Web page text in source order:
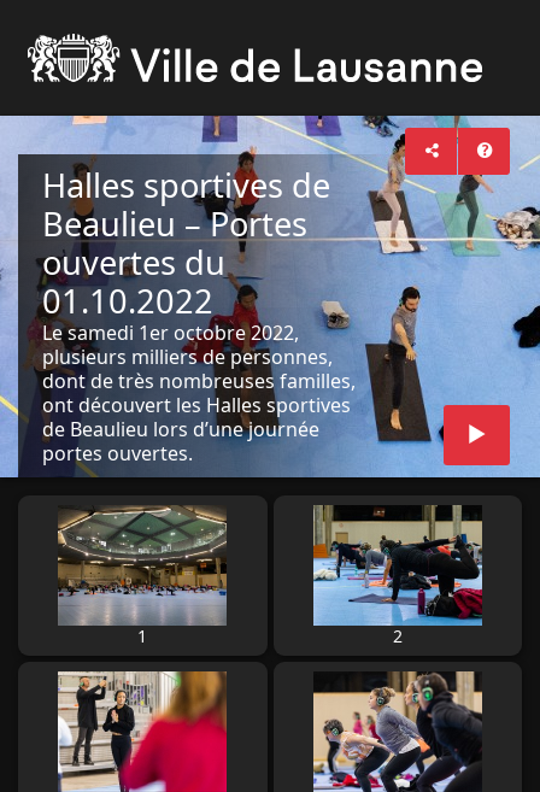
Halles sportives de
Beaulieu – Portes
ouvertes du
01.10.2022
Le samedi 1er octobre 2022,
plusieurs milliers de personnes,
dont de très nombreuses familles,
ont découvert les Halles sportives
de Beaulieu lors d’une journée
portes ouvertes.
1 2